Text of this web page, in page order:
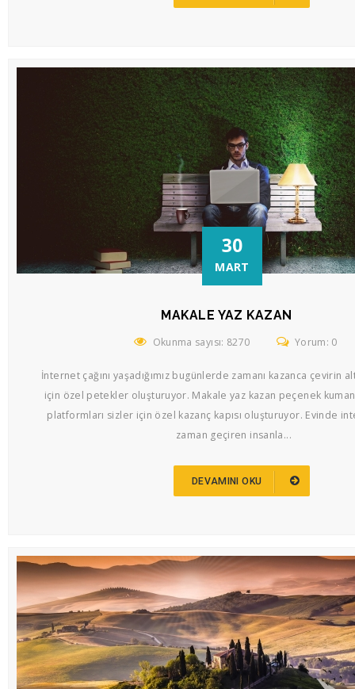
30
MART
MAKALE YAZ KAZAN
Okunma sayısı: 8270 Yorum: 0
İnternet çağını yaşadığımız bugünlerde zamanı kazanca çevirin
için özel petekler oluşturuyor. Makale yaz kazan peçenek
platformları sizler için özel kazanç kapısı oluşturuyor. Evinde
zaman geçiren insanla...
DEVAMINI OKU